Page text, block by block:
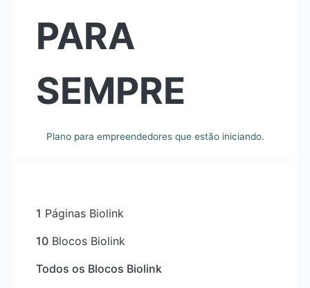
PARA
SEMPRE
Plano para empreendedores que estão iniciando.
1 Páginas Biolink
10 Blocos Biolink
Todos os Blocos Biolink